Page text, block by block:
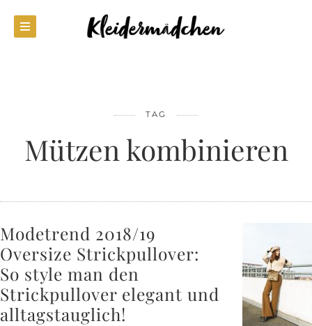
TAG
Mützen kombinieren
Modetrend 2018/19
Oversize Strickpullover:
So style man den
Strickpullover elegant und
alltagstauglich!